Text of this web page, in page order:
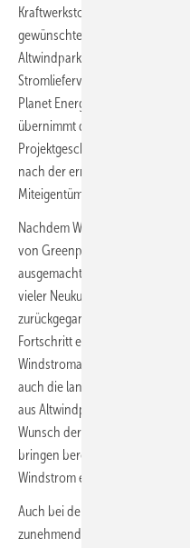
Kraftwerkstochter Planet
gewünschten späteren Anlagen-
Altwindparkbetreiber einen
Stromliefervertrag mit
Planet Energy die Projektierung
übernimmt die Greenpeace-
Projektgeschäfts – und die
nach der erreichten
Miteigentümer auch am
Nachdem Windstrom schon
von Greenpeace Energy
ausgemacht hatte, war der
vieler Neukunden auf
zurückgegangen. 2021 will der
Fortschritt erkennen lassen. Er
Windstromanteil auf 53 Prozent
auch die langfristigen
aus Altwindparks, deren
Wunsch der Altwindpark-
bringen bereits rund 100 der
Windstrom ein.
Auch bei den Gaskunden
zunehmend den Erneuerbare-